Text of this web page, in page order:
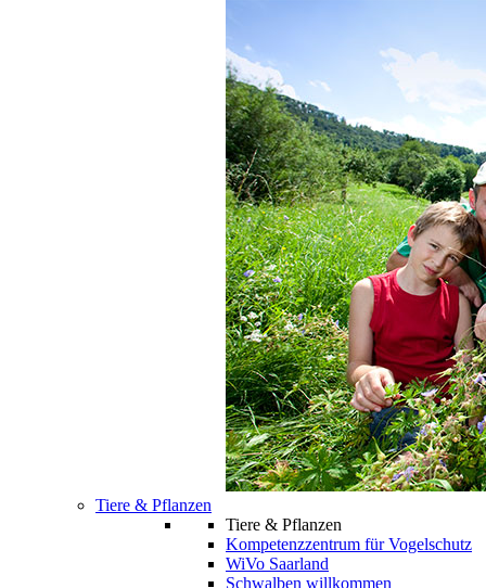
Tiere & Pflanzen
Tiere & Pflanzen
Kompetenzzentrum für Vogelschutz
WiVo Saarland
Schwalben willkommen